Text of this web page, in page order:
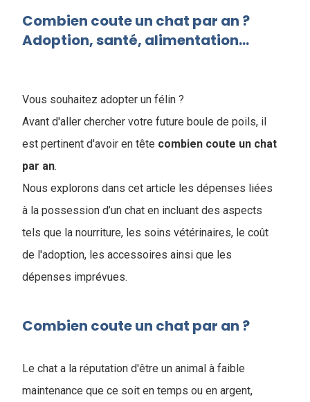
Combien coute un chat par an ?
Adoption, santé, alimentation...
Vous souhaitez adopter un félin ?
Avant d'aller chercher votre future boule de poils, il
est pertinent d'avoir en tête combien coute un chat
par an.
Nous explorons dans cet article les dépenses liées
à la possession d’un chat en incluant des aspects
tels que la nourriture, les soins vétérinaires, le coût
de l'adoption, les accessoires ainsi que les
dépenses imprévues.
Combien coute un chat par an ?
Le chat a la réputation d'être un animal à faible
maintenance que ce soit en temps ou en argent,